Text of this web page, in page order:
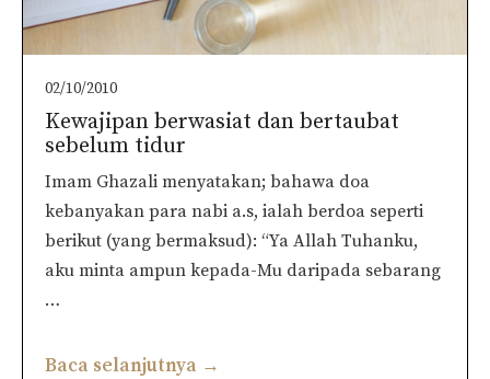
02/10/2010
Kewajipan berwasiat dan bertaubat
sebelum tidur
Imam Ghazali menyatakan; bahawa doa
kebanyakan para nabi a.s, ialah berdoa seperti
berikut (yang bermaksud): “Ya Allah Tuhanku,
aku minta ampun kepada-Mu daripada sebarang
…
Baca selanjutnya →